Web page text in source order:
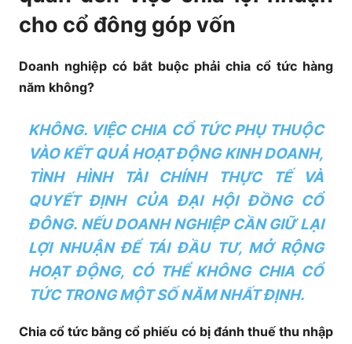
cho cổ đông góp vốn
Doanh nghiệp có bắt buộc phải chia cổ tức hàng
năm không?
KHÔNG. VIỆC CHIA CỔ TỨC PHỤ THUỘC
VÀO KẾT QUẢ HOẠT ĐỘNG KINH DOANH,
TÌNH HÌNH TÀI CHÍNH THỰC TẾ VÀ
QUYẾT ĐỊNH CỦA ĐẠI HỘI ĐỒNG CỔ
ĐÔNG. NẾU DOANH NGHIỆP CẦN GIỮ LẠI
LỢI NHUẬN ĐỂ TÁI ĐẦU TƯ, MỞ RỘNG
HOẠT ĐỘNG, CÓ THỂ KHÔNG CHIA CỔ
TỨC TRONG MỘT SỐ NĂM NHẤT ĐỊNH.
Chia cổ tức bằng cổ phiếu có bị đánh thuế thu nhập